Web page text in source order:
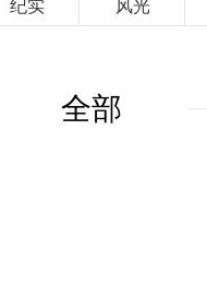
纪实 风光
全部